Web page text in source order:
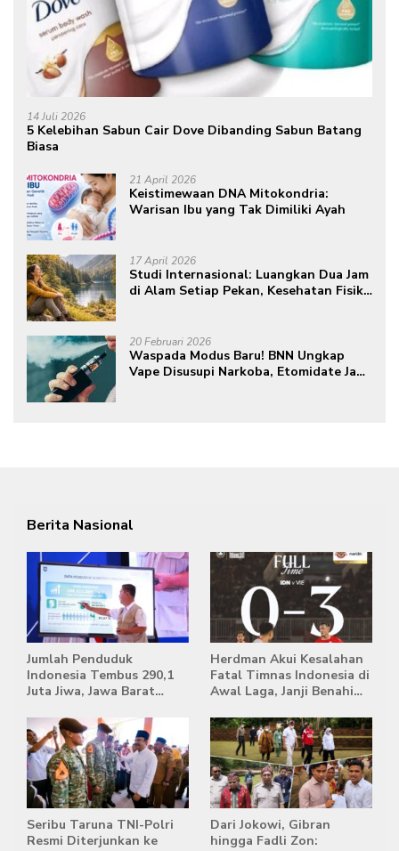
14 Juli 2026
5 Kelebihan Sabun Cair Dove Dibanding Sabun Batang
Biasa
21 April 2026
Keistimewaan DNA Mitokondria:
Warisan Ibu yang Tak Dimiliki Ayah
17 April 2026
Studi Internasional: Luangkan Dua Jam
di Alam Setiap Pekan, Kesehatan Fisik
20 Februari 2026
Waspada Modus Baru! BNN Ungkap
Vape Disusupi Narkoba, Etomidate Jadi
Berita Nasional
Jumlah Penduduk
Indonesia Tembus 290,1
Juta Jiwa, Jawa Barat
Terpadat
Herdman Akui Kesalahan
Fatal Timnas Indonesia di
Awal Laga, Janji Benahi
Singapura
Seribu Taruna TNI-Polri
Resmi Diterjunkan ke
Dari Jokowi, Gibran
hingga Fadli Zon: